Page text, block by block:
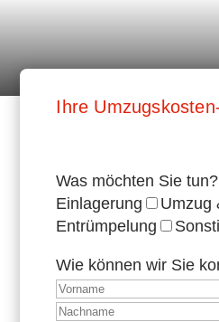
Ihre
Was möchten Sie tun?
Einlagerung
Umzug
Entrümpelung
Wie können wir Sie